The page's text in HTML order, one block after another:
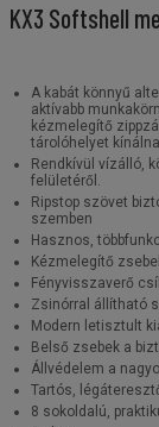
KX3 Softshell
A kabát könnyű
aktívabb
kézmelegítő
tárolóhelyet
Rendkívül vízálló,
felületéről.
Ripstop szövet
szemben
Hasznos,
Kézmelegítő
Fényvisszaverő
Zsinórral állítható
Modern letisztult
Belső zsebek a
Állvédelem a
Tartós,
8 sokoldalú,